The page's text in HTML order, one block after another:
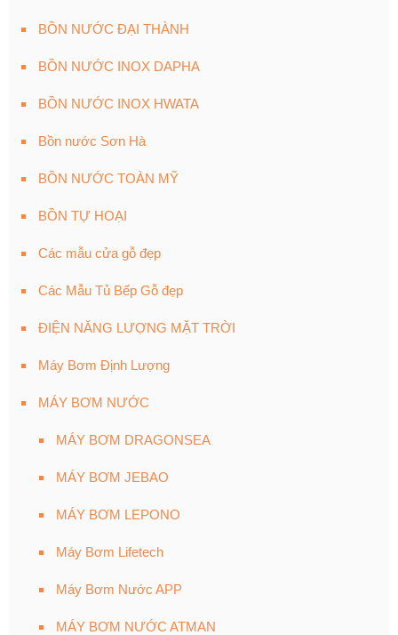
BỒN NƯỚC ĐẠI THÀNH
BỒN NƯỚC INOX DAPHA
BỒN NƯỚC INOX HWATA
Bồn nước Sơn Hà
BỒN NƯỚC TOÀN MỸ
BỒN TỰ HOẠI
Các mẫu cửa gỗ đẹp
Các Mẫu Tủ Bếp Gỗ đẹp
ĐIỆN NĂNG LƯỢNG MẶT TRỜI
Máy Bơm Định Lượng
MÁY BƠM NƯỚC
MÁY BƠM DRAGONSEA
MÁY BƠM JEBAO
MÁY BƠM LEPONO
Máy Bơm Lifetech
Máy Bơm Nước APP
MÁY BƠM NƯỚC ATMAN